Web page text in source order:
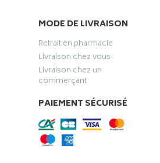
MODE DE LIVRAISON
Retrait en pharmacie
Livraison chez vous
Livraison chez un
commerçant
PAIEMENT SÉCURISÉ